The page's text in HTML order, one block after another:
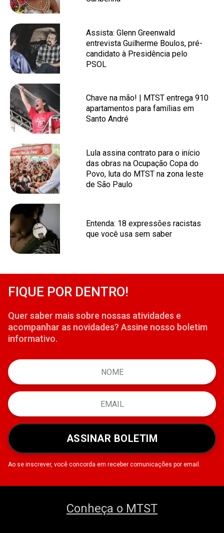
Assista: Glenn Greenwald
entrevista Guilherme Boulos, pré-
candidato à Presidência pelo
PSOL
Chave na mão! | MTST entrega 910
apartamentos para famílias em
Santo André
Lula assina contrato para o início
das obras na Ocupação Copa do
Povo, luta do MTST na zona leste
de São Paulo
Entenda: 18 expressões racistas
que você usa sem saber
FIQUE POR DENTRO!
Quer saber mais sobre nossas atividades e
acompanhar as novidades? Assine nosso boletim
informativo.
ASSINAR BOLETIM
Ao se inscrever, você concorda em receber comunicações por email.
Conheça o MTST